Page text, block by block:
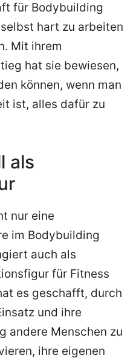
für Bodybuilding
hart zu arbeiten
Mit ihrem
hat sie bewiesen,
können, wenn man
ist, alles dafür zu
als
nur eine
im Bodybuilding
auch als
für Fitness
es geschafft, durch
und ihre
andere Menschen zu
ihre eigenen